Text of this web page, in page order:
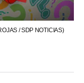
/ SDP NOTICIAS)